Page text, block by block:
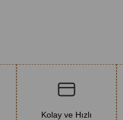
Kolay ve Hızlı